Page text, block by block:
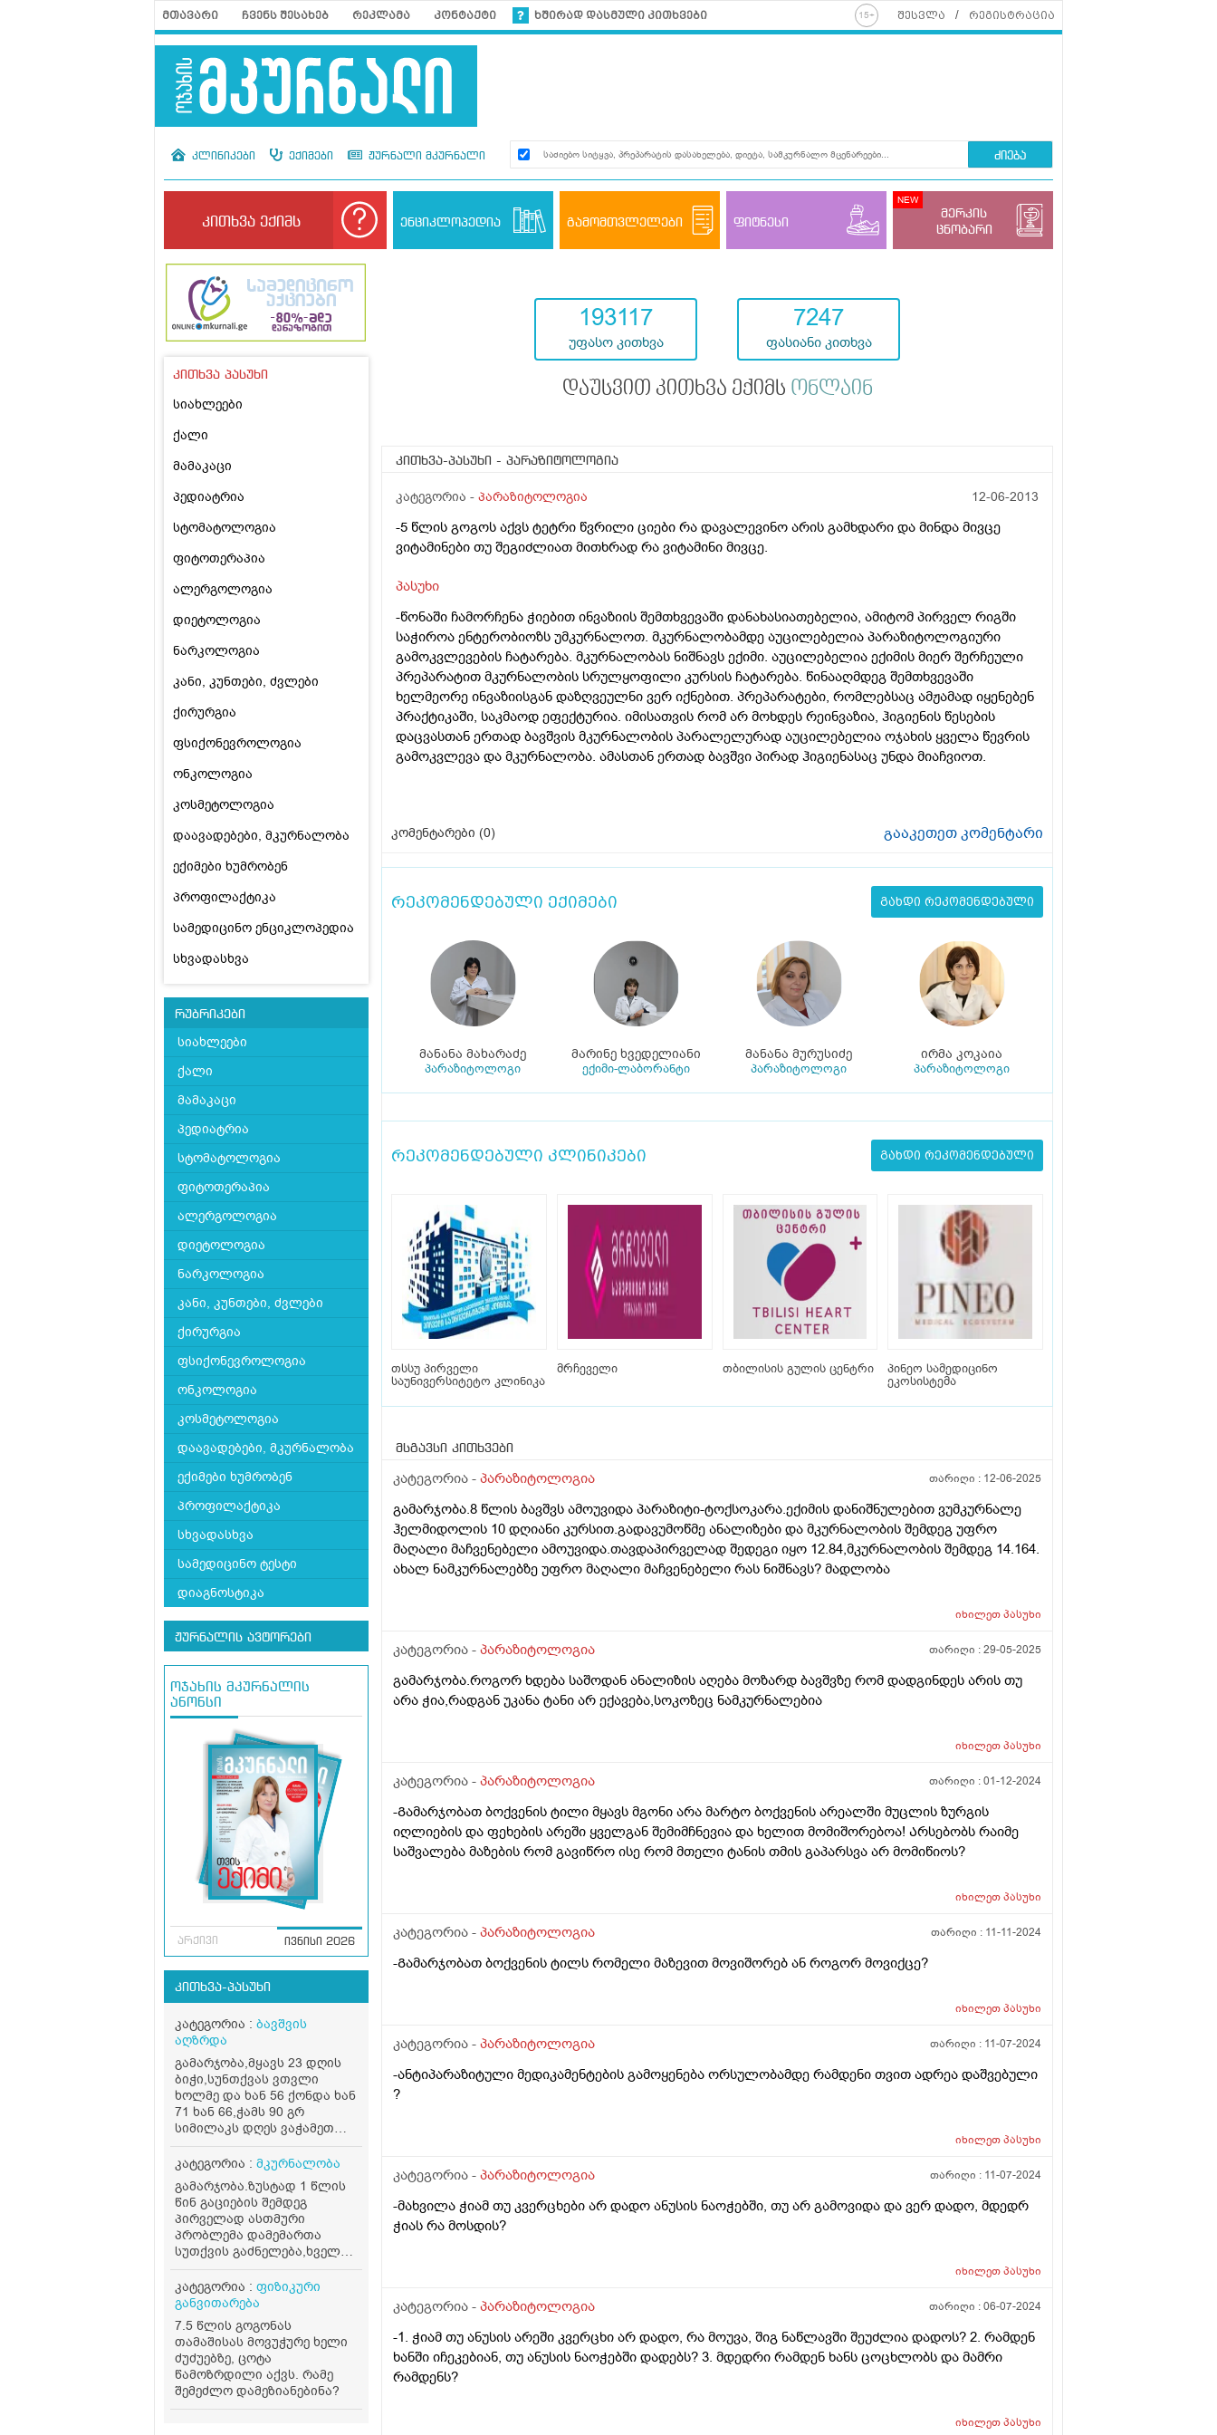
მთავარი ჩვენს შესახებ რეკლამა კონტაქტი ხშირად დასმული კითხვები შესვლა რეგისტრაცია
კლინიკები ექიმები ჟურნალი მკურნალი ძიება
კითხვა ექიმს ენციკლოპედია გამომთვლელები ფიტნესი
მერკის
ცნობარი
კითხვა პასუხი
სიახლეები
ქალი
მამაკაცი
პედიატრია
სტომატოლოგია
ფიტოთერაპია
ალერგოლოგია
დიეტოლოგია
ნარკოლოგია
კანი, კუნთები, ძვლები
ქირურგია
ფსიქონევროლოგია
ონკოლოგია
კოსმეტოლოგია
დაავადებები, მკურნალობა
ექიმები ხუმრობენ
პროფილაქტიკა
სამედიცინო ენციკლოპედია
სხვადასხვა
რუბრიკები
სიახლეები
ქალი
მამაკაცი
პედიატრია
სტომატოლოგია
ფიტოთერაპია
ალერგოლოგია
დიეტოლოგია
ნარკოლოგია
კანი, კუნთები, ძვლები
ქირურგია
ფსიქონევროლოგია
ონკოლოგია
კოსმეტოლოგია
დაავადებები, მკურნალობა
ექიმები ხუმრობენ
პროფილაქტიკა
სხვადასხვა
სამედიცინო ტესტი
დიაგნოსტიკა
ჟურნალის ავტორები
ოჯახის მკურნალის
ანონსი
არქივი ივნისი 2026
კითხვა-პასუხი
კატეგორია : ბავშვის
აღზრდა
გამარჯობა,მყავს 23 დღის
ბიჭი,სუნთქვას ვთვლი
ხოლმე და ხან 56 ქონდა ხან
71 ხან 66,ჭამს 90 გრ
სიმილაკს დღეს ვაჭამეთ
120 გრ და თითქოს.ვერ
ისვენებდა,დავთვალე და 75
არის 4.500 კგ,კუჭში 24
საათში ერთხელ გადის
თითქმის,მივიღებ ზოგად
რჩევებსაც ბავშვის
აღზრდის მხრივ.მადლობა.
კატეგორია : მკურნალობა
გამარჯობა.ზუსტად 1 წლის
წინ გაციების შემდეგ
პირველად ასთმური
პრობლემა დამემართა
სუთქვის გაძნელება,ხველა
ნაკლებად ექიმმა ივარაუდა
მოსმენის შემდეგ და
მდგომარეობიდან
პულმიკოლტი პუროქსანი
და ვანსეარ დუო რომელმაც
ძალიან კარგად ამილაგა
სიტუაცია.შემდეგ მქონდა
გაციების გარეშე მსგავსი
სიმპტომები ყოველთვის
კატეგორია : ფიზიკური
განვითარება
7.5 წლის გოგონას
თამაშისას მოვუჭურე ხელი
ძუძუებზე, ცოტა
წამოზრდილი აქვს. რამე
შემეძლო დამეზიანებინა?
193117
უფასო კითხვა
7247
ფასიანი კითხვა
დაუსვით კითხვა ექიმს ონლაინ
კითხვა-პასუხი - პარაზიტოლოგია
კატეგორია - პარაზიტოლოგია 12-06-2013
-5 წლის გოგოს აქვს ტეტრი წვრილი ციები რა დავალევინო არის გამხდარი და მინდა მივცე
ვიტამინები თუ შეგიძლიათ მითხრად რა ვიტამინი მივცე.
პასუხი
-წონაში ჩამორჩენა ჭიებით ინვაზიის შემთხვევაში დანახასიათებელია, ამიტომ პირველ რიგში
საჭიროა ენტერობიოზს უმკურნალოთ. მკურნალობამდე აუცილებელია პარაზიტოლოგიური
გამოკვლევების ჩატარება. მკურნალობას ნიშნავს ექიმი. აუცილებელია ექიმის მიერ შერჩეული
პრეპარატით მკურნალობის სრულყოფილი კურსის ჩატარება. წინააღმდეგ შემთხვევაში
ხელმეორე ინვაზიისგან დაზღვეულნი ვერ იქნებით. პრეპარატები, რომლებსაც ამჟამად იყენებენ
პრაქტიკაში, საკმაოდ ეფექტურია. იმისათვის რომ არ მოხდეს რეინვაზია, ჰიგიენის წესების
დაცვასთან ერთად ბავშვის მკურნალობის პარალელურად აუცილებელია ოჯახის ყველა წევრის
გამოკვლევა და მკურნალობა. ამასთან ერთად ბავშვი პირად ჰიგიენასაც უნდა მიაჩვიოთ.
კომენტარები (0) გააკეთეთ კომენტარი
რეკომენდებული ექიმები გახდი რეკომენდებული
მანანა მახარაძე
პარაზიტოლოგი
მარინე ხვედელიანი
ექიმი-ლაბორანტი
მანანა მურუსიძე
პარაზიტოლოგი
ირმა კოკაია
პარაზიტოლოგი
რეკომენდებული კლინიკები გახდი რეკომენდებული
თსსუ პირველი
საუნივერსიტეტო კლინიკა
მრჩეველი თბილისის გულის ცენტრი
პინეო სამედიცინო
ეკოსისტემა
მსგავსი კითხვები
კატეგორია - პარაზიტოლოგია თარიღი : 12-06-2025
გამარჯობა.8 წლის ბავშვს ამოუვიდა პარაზიტი-ტოქსოკარა.ექიმის დანიშნულებით ვუმკურნალე
ჰელმიდოლის 10 დღიანი კურსით.გადავუმოწმე ანალიზები და მკურნალობის შემდეგ უფრო
მაღალი მაჩვენებელი ამოუვიდა.თავდაპირველად შედეგი იყო 12.84,მკურნალობის შემდეგ 14.164.
ახალ ნამკურნალებზე უფრო მაღალი მაჩვენებელი რას ნიშნავს? მადლობა
იხილეთპასუხი
კატეგორია - პარაზიტოლოგია თარიღი :29-05-2025
გამარჯობა.როგორ ხდება საშოდან ანალიზის აღება მოზარდ ბავშვზე რომ დადგინდეს არის თუ
არა ჭია,რადგან უკანა ტანი არ ექავება,სოკოზეც ნამკურნალებია
იხილეთპასუხი
კატეგორია - პარაზიტოლოგია თარიღი :01-12-2024
-Გამარჯობათ ბოქვენის ტილი მყავს მგონი არა მარტო ბოქვენის არეალში მუცლის ზურგის
იღლიების და ფეხების არეში ყველგან შემიმჩნევია და ხელით მომიშორებოა! Არსებობს რაიმე
საშვალება მაზების რომ გავიწრო ისე რომ მთელი ტანის თმის გაპარსვა არ მომიწიოს?
იხილეთპასუხი
კატეგორია - პარაზიტოლოგია თარიღი : 11-11-2024
-Გამარჯობათ ბოქვენის ტილს რომელი მაზევით მოვიშორებ ან როგორ მოვიქცე?
იხილეთპასუხი
კატეგორია - პარაზიტოლოგია თარიღი : 11-07-2024
-ანტიპარაზიტული მედიკამენტების გამოყენება ორსულობამდე რამდენი თვით ადრეა დაშვებული
?
იხილეთპასუხი
კატეგორია - პარაზიტოლოგია თარიღი : 11-07-2024
-მახვილა ჭიამ თუ კვერცხები არ დადო ანუსის ნაოჭებში, თუ არ გამოვიდა და ვერ დადო, მდედრ
ჭიას რა მოსდის?
იხილეთპასუხი
კატეგორია - პარაზიტოლოგია თარიღი :06-07-2024
-1. ჭიამ თუ ანუსის არეში კვერცხი არ დადო, რა მოუვა, შიგ ნაწლავში შეუძლია დადოს? 2. რამდენ
ხანში იჩეკებიან, თუ ანუსის ნაოჭებში დადებს? 3. მდედრი რამდენ ხანს ცოცხლობს და მამრი
რამდენს?
იხილეთპასუხი